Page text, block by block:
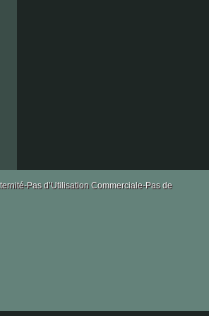
Pas d’Utilisation Commerciale-Pas de